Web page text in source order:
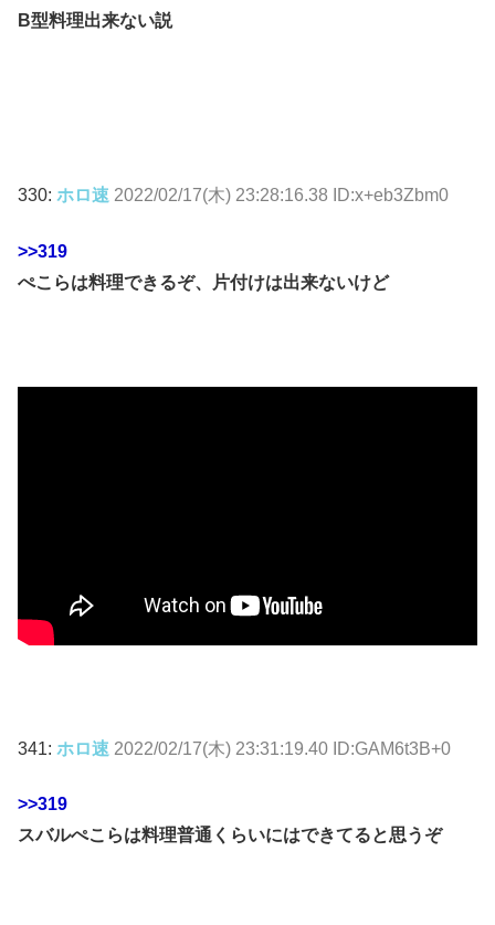
B型料理出来ない説
330: ホロ速 2022/02/17(木) 23:28:16.38 ID:x+eb3Zbm0
>>319
ぺこらは料理できるぞ、片付けは出来ないけど
341: ホロ速 2022/02/17(木) 23:31:19.40 ID:GAM6t3B+0
>>319
スバルぺこらは料理普通くらいにはできてると思うぞ